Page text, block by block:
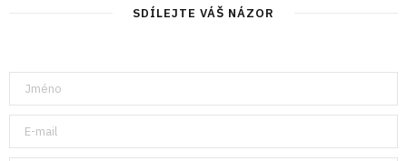
SDÍLEJTE VÁŠ NÁZOR